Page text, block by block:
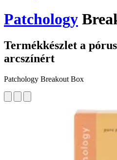
Patchology
Termékkészlet a
arcszínért
Patchology Breakout Box